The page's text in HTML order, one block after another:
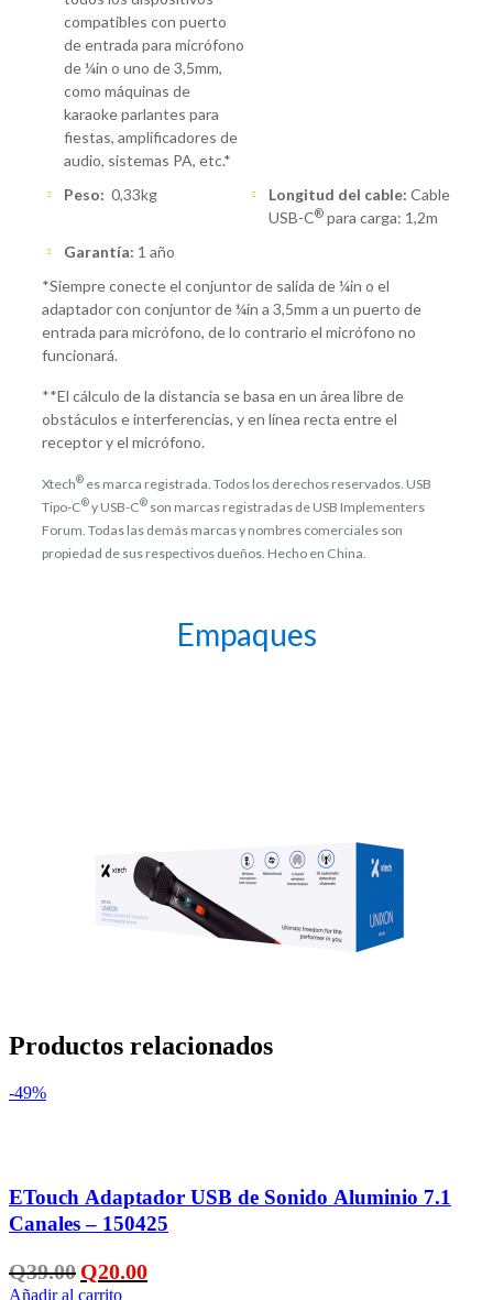
Productos relacionados
-49%
ETouch Adaptador USB de Sonido Aluminio 7.1
Canales – 150425
Q39.00 El
precio
Q20.00El
precio
Añadir al carrito